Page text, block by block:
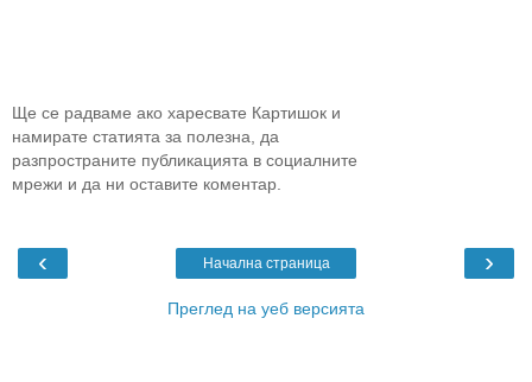
Ще се радваме ако харесвате Картишок и
намирате статията за полезна, да
разпространите публикацията в социалните
мрежи и да ни оставите коментар.
‹ ›
Начална страница
Преглед на уеб версията